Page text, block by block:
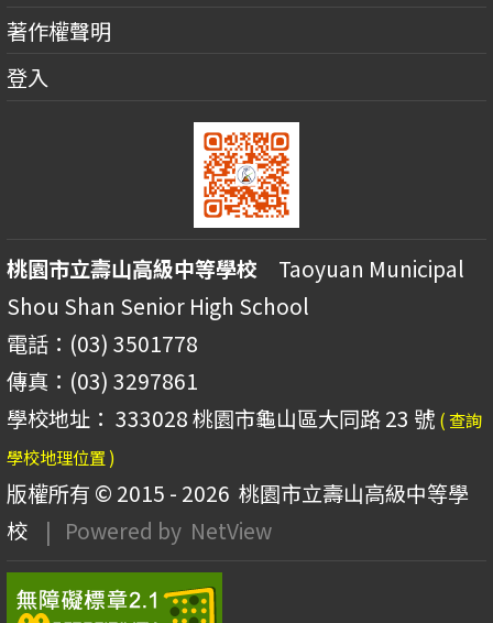
著作權聲明
登入
桃園市立壽山高級中等學校 Taoyuan Municipal
Shou Shan Senior High School
電話：(03) 3501778
傳真：(03) 3297861
學校地址： 333028 桃園市龜山區大同路 23 號 ( 查詢
學校地理位置 )
版權所有 © 2015 - 2026 桃園市立壽山高級中等學
校
| Powered by NetView